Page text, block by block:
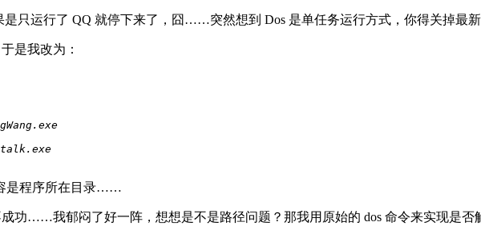
是只运行了 QQ 就停下来了，囧……突然想到 Dos 是单任务运行方式，你得关掉
是我改为：
是程序所在目录……
功……我郁闷了好一阵，想想是不是路径问题？那我用原始的 dos 命令来实现是否